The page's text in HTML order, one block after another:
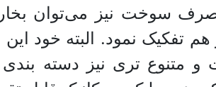
سوخت نیز می‌توان
تفکیک نمود. البته خود این
و متنوع تری نیز دسته